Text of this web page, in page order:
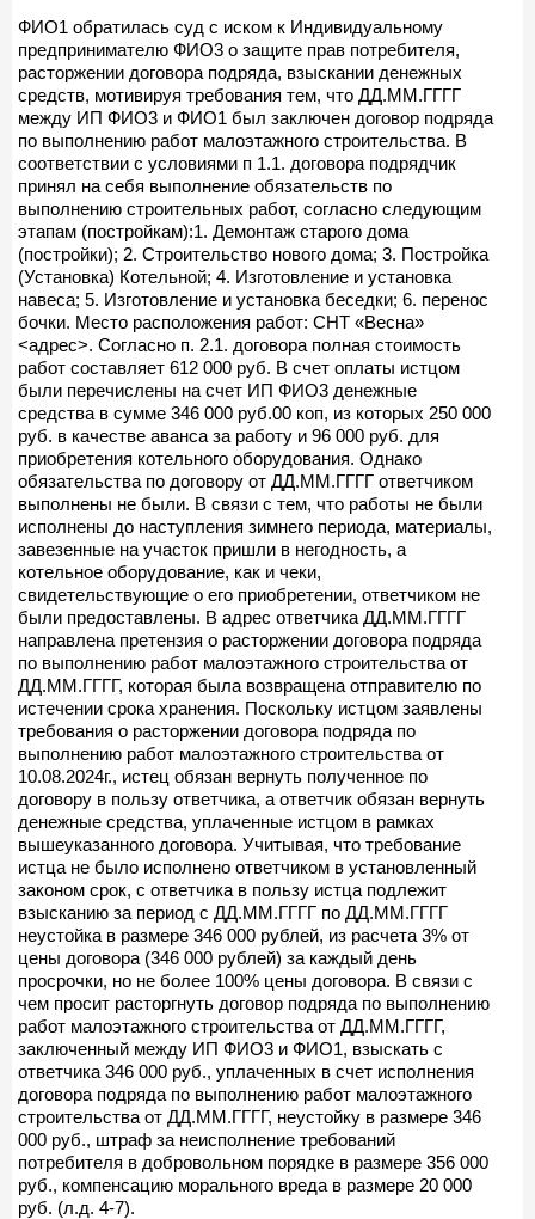
ФИО1 обратилась суд с иском к Индивидуальному
предпринимателю ФИО3 о защите прав потребителя,
расторжении договора подряда, взыскании денежных
средств, мотивируя требования тем, что ДД.ММ.ГГГГ
между ИП ФИО3 и ФИО1 был заключен договор подряда
по выполнению работ малоэтажного строительства. В
соответствии с условиями п 1.1. договора подрядчик
принял на себя выполнение обязательств по
выполнению строительных работ, согласно следующим
этапам (постройкам):1. Демонтаж старого дома
(постройки); 2. Строительство нового дома; 3. Постройка
(Установка) Котельной; 4. Изготовление и установка
навеса; 5. Изготовление и установка беседки; 6. перенос
бочки. Место расположения работ: СНТ «Весна»
<адрес>. Согласно п. 2.1. договора полная стоимость
работ составляет 612 000 руб. В счет оплаты истцом
были перечислены на счет ИП ФИО3 денежные
средства в сумме 346 000 руб.00 коп, из которых 250 000
руб. в качестве аванса за работу и 96 000 руб. для
приобретения котельного оборудования. Однако
обязательства по договору от ДД.ММ.ГГГГ ответчиком
выполнены не были. В связи с тем, что работы не были
исполнены до наступления зимнего периода, материалы,
завезенные на участок пришли в негодность, а
котельное оборудование, как и чеки,
свидетельствующие о его приобретении, ответчиком не
были предоставлены. В адрес ответчика ДД.ММ.ГГГГ
направлена претензия о расторжении договора подряда
по выполнению работ малоэтажного строительства от
ДД.ММ.ГГГГ, которая была возвращена отправителю по
истечении срока хранения. Поскольку истцом заявлены
требования о расторжении договора подряда по
выполнению работ малоэтажного строительства от
10.08.2024г., истец обязан вернуть полученное по
договору в пользу ответчика, а ответчик обязан вернуть
денежные средства, уплаченные истцом в рамках
вышеуказанного договора. Учитывая, что требование
истца не было исполнено ответчиком в установленный
законом срок, с ответчика в пользу истца подлежит
взысканию за период с ДД.ММ.ГГГГ по ДД.ММ.ГГГГ
неустойка в размере 346 000 рублей, из расчета 3% от
цены договора (346 000 рублей) за каждый день
просрочки, но не более 100% цены договора. В связи с
чем просит расторгнуть договор подряда по выполнению
работ малоэтажного строительства от ДД.ММ.ГГГГ,
заключенный между ИП ФИО3 и ФИО1, взыскать с
ответчика 346 000 руб., уплаченных в счет исполнения
договора подряда по выполнению работ малоэтажного
строительства от ДД.ММ.ГГГГ, неустойку в размере 346
000 руб., штраф за неисполнение требований
потребителя в добровольном порядке в размере 356 000
руб., компенсацию морального вреда в размере 20 000
руб. (л.д. 4-7).